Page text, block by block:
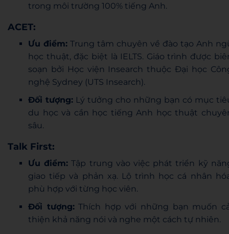
trong môi trường 100% tiếng Anh.
ACET:
Ưu điểm:Trung tâm chuyên về đào tạo Anh
học thuật, đặc biệt là IELTS. Giáo trình được
soạn bởi Học viện Insearch thuộc Đại học
nghệ Sydney (UTS Insearch).
Đối tượng:Lý tưởng cho những bạn có mục
du học và cần học tiếng Anh học thuật
sâu.
Talk First:
Ưu điểm: Tập trung vào việc phát triển kỹ
giao tiếp và phản xạ. Lộ trình học cá nhân
phù hợp với từng học viên.
Đối tượng:Thích hợp với những bạn muốn
thiện khả năng nói và nghe một cách tự nhiên.